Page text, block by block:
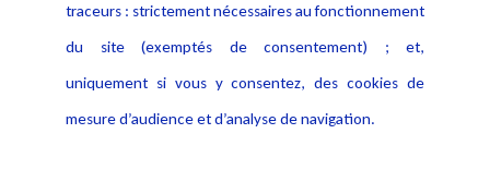
Déclaration d'accessibilité
Notice Légale
Politique de protection des
données
Publications
traceurs : strictement nécessaires au fonctionnement
du site (exemptés de consentement) ; et,
uniquement si vous y consentez, des cookies de
mesure d’audience et d’analyse de navigation.